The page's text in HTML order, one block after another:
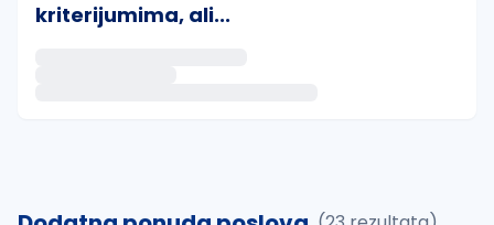
kriterijumima, ali...